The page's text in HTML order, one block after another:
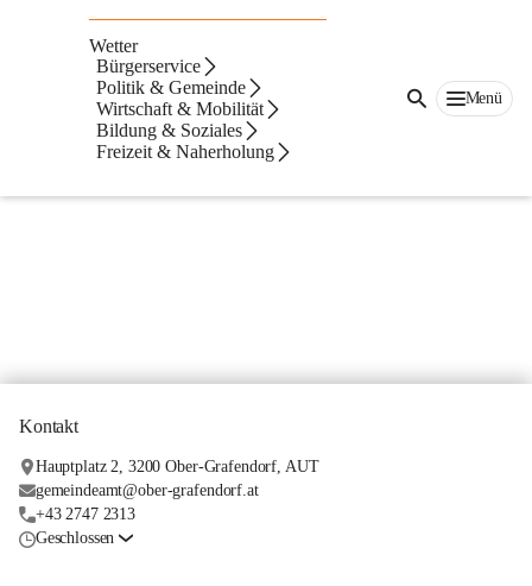
Wetter
Bürgerservice
Politik & Gemeinde
Wirtschaft & Mobilität
Bildung & Soziales
Freizeit & Naherholung
Menü
Ortsplan
🗺️ Ortsplan
Eingebetteter Inhalt
Kontakt
Hauptplatz 2, 3200 Ober-Grafendorf, AUT
gemeindeamt@ober-grafendorf.at
+43 2747 2313
Geschlossen